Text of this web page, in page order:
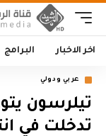
اخر الاخبار البرامج
عربي ودولي
تيلرسون
تدخلت في